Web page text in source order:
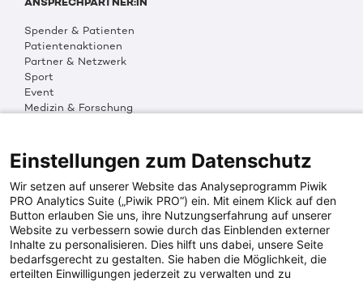
Spender & Patienten
Patientenaktionen
Partner & Netzwerk
Sport
Event
Medizin & Forschung
Multimedia
Social Media
PRESSEINFOS
Fotos & Media
Digitale Pressemappen
Einstellungen zum Datenschutz
Wir setzen auf unserer Website das Analyseprogramm Piwik
PRO Analytics Suite („Piwik PRO“) ein. Mit einem Klick auf den
Button erlauben Sie uns, ihre Nutzungserfahrung auf unserer
Website zu verbessern sowie durch das Einblenden externer
Inhalte zu personalisieren. Dies hilft uns dabei, unsere Seite
bedarfsgerecht zu gestalten. Sie haben die Möglichkeit, die
erteilten Einwilligungen jederzeit zu verwalten und zu